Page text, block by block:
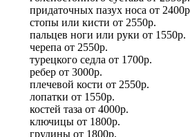
придаточных пазух носа от
стопы или кисти от 2550р.
пальцев ноги или руки от 1550р.
черепа от 2550р.
турецкого седла от 1700р.
ребер от 3000р.
плечевой кости от 2550р.
лопатки от 1550р.
костей таза от 4000р.
ключицы от 1800р.
грудины от 1800р.